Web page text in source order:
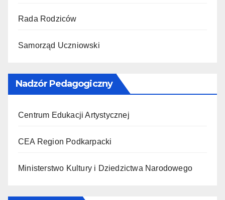
Rada Rodziców
Samorząd Uczniowski
Nadzór Pedagogiczny
Centrum Edukacji Artystycznej
CEA Region Podkarpacki
Ministerstwo Kultury i Dziedzictwa Narodowego